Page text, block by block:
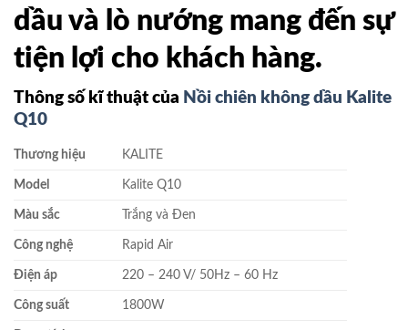
dầu và lò nướng mang đến sự
tiện lợi cho khách hàng.
Thông số kĩ thuật của Nồi chiên không dầu Kalite
Q10
Thương hiệu KALITE
Model Kalite Q10
Màu sắc Trắng và Đen
Công nghệ Rapid Air
Điện áp 220 – 240 V/ 50Hz – 60 Hz
Công suất 1800W